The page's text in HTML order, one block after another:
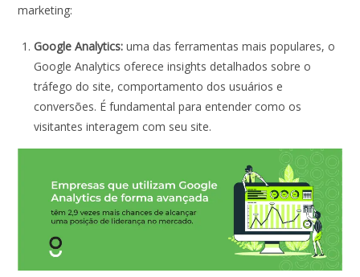
marketing:
Google Analytics: uma das ferramentas mais populares, o
Google Analytics oferece insights detalhados sobre o
tráfego do site, comportamento dos usuários e
conversões. É fundamental para entender como os
visitantes interagem com seu site.